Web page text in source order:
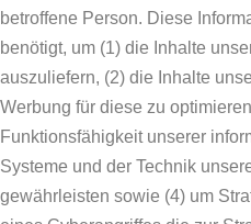
betroffene Person. Diese
benötigt, um (1) die Inhalte
auszuliefern, (2) die Inhalte
Werbung für diese zu
Funktionsfähigkeit unserer
Systeme und der Technik
gewährleisten sowie (4) um